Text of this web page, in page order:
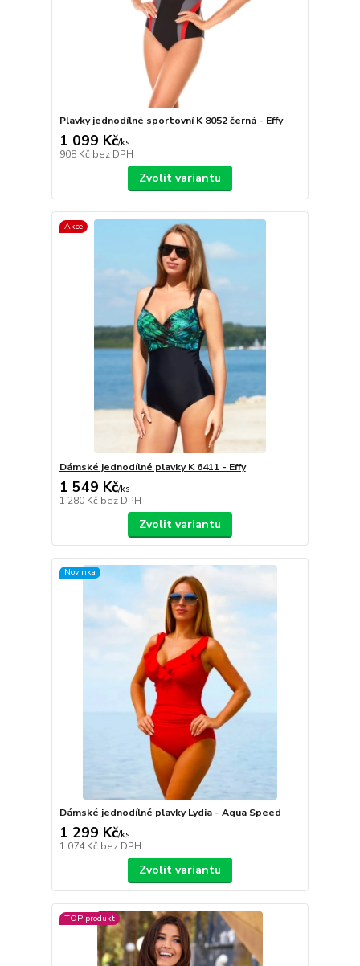
Plavky jednodílné sportovní K 8052 černá - Effy
1 099 Kč/ks
908 Kč bez DPH
Zvolit variantu
Akce
Dámské jednodílné plavky K 6411 - Effy
1 549 Kč/ks
1 280 Kč bez DPH
Zvolit variantu
Novinka
Dámské jednodílné plavky Lydia - Aqua Speed
1 299 Kč/ks
1 074 Kč bez DPH
Zvolit variantu
TOP produkt